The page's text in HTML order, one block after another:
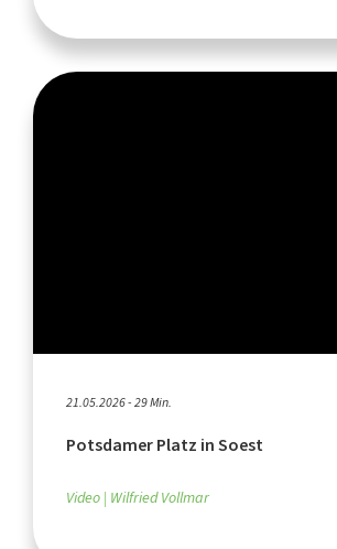
21.05.2026 - 29 Min.
Potsdamer Platz in Soest
Video Wilfried Vollmar